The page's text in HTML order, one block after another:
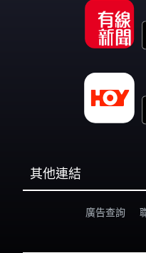
其他連結
廣告查詢